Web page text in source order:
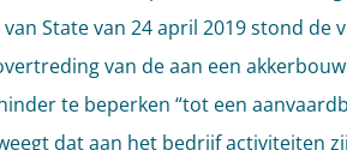
van State van 24 april 2019 stond de
van de aan een
te beperken “tot een
dat aan het bedrijf activiteiten